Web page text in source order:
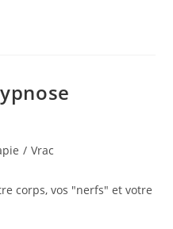
/ Vrac
corps, vos "nerfs" et votre